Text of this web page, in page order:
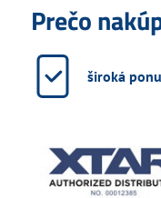
Prečo
široká